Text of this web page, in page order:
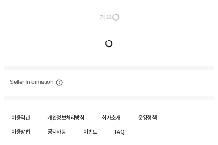
리뷰
Seller Information
이용약관 개인정보처리방침 회사소개
운영정책
이용방법
공지사항 이벤트 FAQ